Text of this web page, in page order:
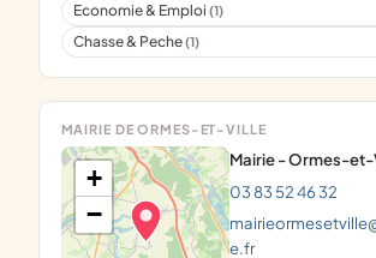
Economie & Emploi(1)
Chasse & Peche(1)
MAIRIE DE ORMES-ET-VILLE
+
−
Mairie - Ormes-et-
03 83 52 46 32
e.fr